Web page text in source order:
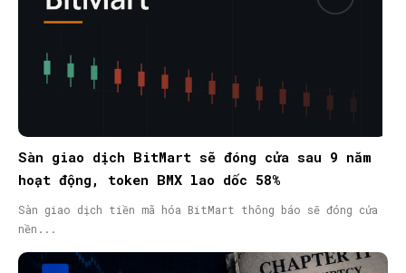
Sàn giao dịch BitMart sẽ đóng cửa sau 9 năm
hoạt động, token BMX lao dốc 58%
Sàn giao dịch tiền mã hóa BitMart thông báo sẽ đóng cửa
nền...